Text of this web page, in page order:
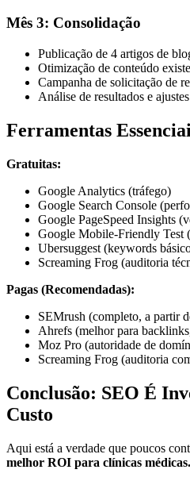
Mês 3: Consolidação
Publicação de 4 artigos de
Otimização de conteúdo
Campanha de solicitação de
Análise de resultados e ajustes
Ferramentas
Gratuitas:
Google Analytics (tráfego)
Google Search Console
Google PageSpeed Insights
Google Mobile-Friendly Test
Ubersuggest (keywords
Screaming Frog (auditoria
Pagas (Recomendadas):
SEMrush (completo, a partir
Ahrefs (melhor para
Moz Pro (autoridade de
Screaming Frog (auditoria
Conclusão: SEO É
Custo
Aqui está a verdade que poucos
melhor ROI para clínicas médicas.